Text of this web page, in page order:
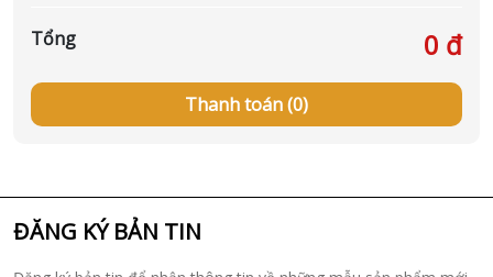
Tổng 0 đ
Thanh toán (0)
ĐĂNG KÝ BẢN TIN